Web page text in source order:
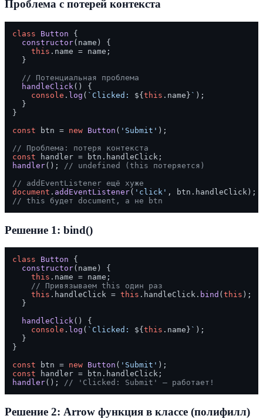
Проблема с потерей контекста
class Button {
constructor( name ) {
this . name = name;
  }
// Потенциальная проблема
handleClick( ) {
console . log ( `Clicked: ${ this .name} ` );
  }
}
const btn = new Button ( 'Submit' );
// Проблема: потеря контекста
const handler = btn. handleClick
handler(); // undefined (this потеряется)
// addEventListener ещё хуже
document . addEventListener( 'click' , btn. handleClick
// this будет document, а не btn
Решение 1: bind()
class Button {
constructor( name ) {
this . name = name;
// Привязываем this один раз
this . handleClick = this . handleClick . bind ( this );
  }
handleClick( ) {
console . log ( `Clicked: ${ this .name} ` );
  }
}
const btn = new Button ( 'Submit'
const handler = btn. handleClick
handler(); // 'Clicked: Submit' — работает!
Решение 2: Arrow функция в классе (полифилл)